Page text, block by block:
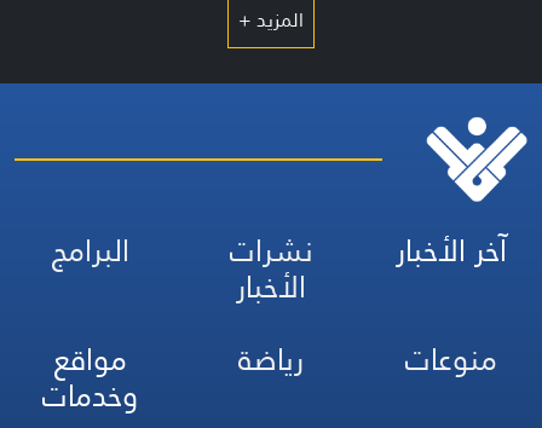
المزيد +
آخر الأخبار نشرات
الأخبار
البرامج
منوعات
رياضة مواقع
وخدمات